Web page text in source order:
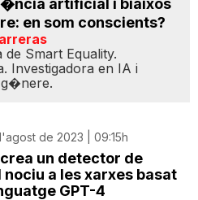
artificial i biaixos
en som conscients?
de Smart Equality.
Investigadora en IA i
g�nere.
de 2023 | 09:15h
crea un detector de
a les xarxes basat
GPT-4